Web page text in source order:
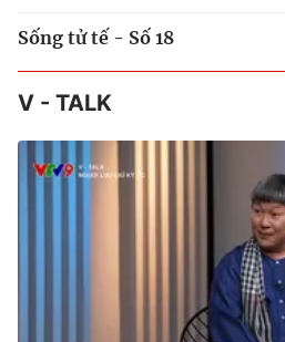
Sống tử tế - Số 18
V - TALK